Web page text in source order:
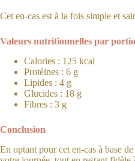
Cet en-cas est à la fois simple et
Valeurs nutritionnelles par
Calories : 125 kcal
Protéines : 6 g
Lipides : 4 g
Glucides : 18 g
Fibres : 3 g
Conclusion
En optant pour cet en-cas à base de